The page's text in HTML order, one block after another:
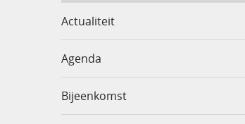
Actualiteit
Agenda
Bijeenkomst